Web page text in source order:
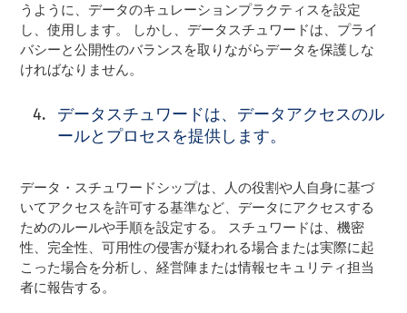
うように、データのキュレーションプラクティスを設定
し、使用します。 しかし、データスチュワードは、プライ
バシーと公開性のバランスを取りながらデータを保護しな
ければなりません。
データスチュワードは、データアクセスのル
ールとプロセスを提供します。
データ・スチュワードシップは、人の役割や人自身に基づ
いてアクセスを許可する基準など、データにアクセスする
ためのルールや手順を設定する。 スチュワードは、機密
性、完全性、可用性の侵害が疑われる場合または実際に起
こった場合を分析し、経営陣または情報セキュリティ担当
者に報告する。